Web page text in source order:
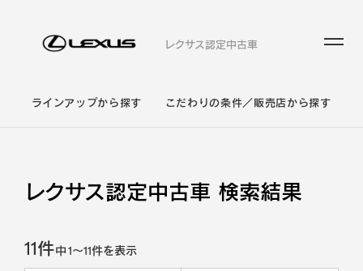
レクサス認定中古車
ラインアップから探す こだわりの条件／販売店から探す
レクサス認定中古車 検索結果
11件中1～11件を表示